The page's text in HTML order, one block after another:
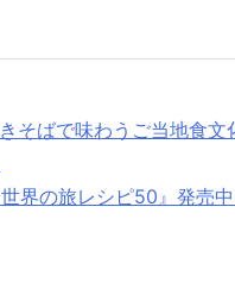
そばで味わうご当地食文
界の旅レシピ50』発売中